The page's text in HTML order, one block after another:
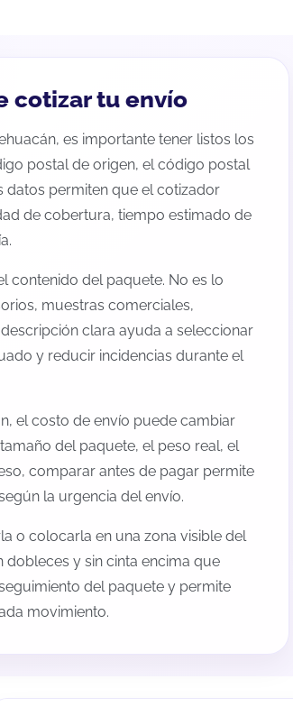
cotizar tu envío
es importante tener listos los
postal de origen, el código postal
datos permiten que el cotizador
de cobertura, tiempo estimado de
contenido del paquete. No es lo
muestras comerciales,
clara ayuda a seleccionar
y reducir incidencias durante el
el costo de envío puede cambiar
del paquete, el peso real, el
comparar antes de pagar permite
la urgencia del envío.
o colocarla en una zona visible del
y sin cinta encima que
del paquete y permite
movimiento.